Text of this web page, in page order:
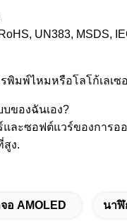
UN383, MSDS,
มพ์ไหมหรือโลโก้เลเ
ของฉันเอง?
ละซอฟต์แวร์ของการ
สูง.
อ AMOLED นาฬิ